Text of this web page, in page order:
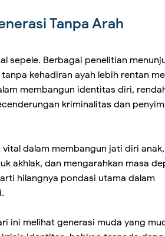
Tanpa Arah
sepele. Berbagai penelitian
kehadiran ayah lebih rentan
membangun identitas diri,
kriminalitas dan
dalam membangun jati diri anak,
akhlak, dan mengarahkan masa
hilangnya pondasi utama dalam
ini melihat generasi muda yang